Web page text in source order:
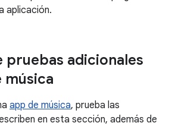
aplicación.
pruebas adicionales
música
app de música, prueba las
en esta sección, además de